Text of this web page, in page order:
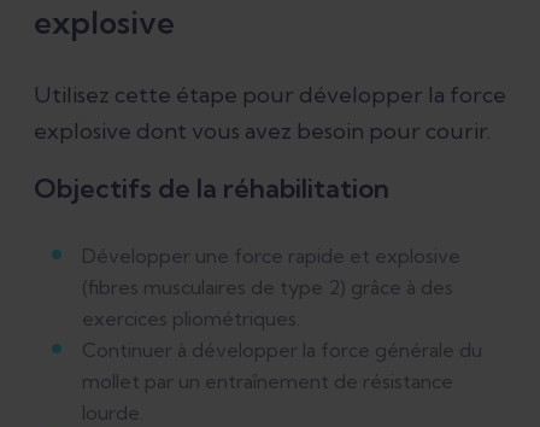
explosive
Utilisez cette étape pour développer la force
explosive dont vous avez besoin pour courir.
Objectifs de la réhabilitation
Développer une force rapide et explosive
(fibres musculaires de type 2) grâce à des
exercices pliométriques.
Continuer à développer la force générale du
mollet par un entraînement de résistance
lourde.